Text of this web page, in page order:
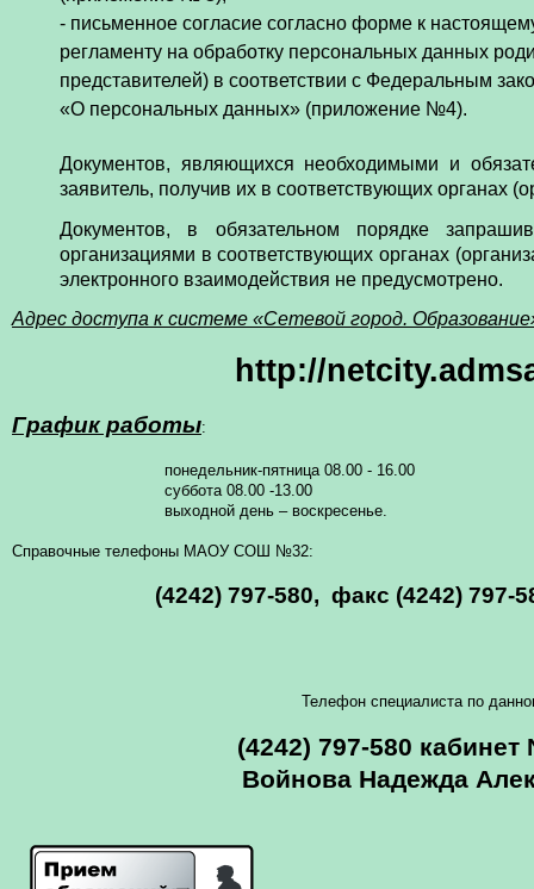
- письменное согласие согласно форме к
регламенту на обработку персональных данных
представителей) в соответствии с Федеральным
«О персональных данных» (приложение №4).
Документов, являющихся необходимыми и
заявитель, получив их в соответствующих органах
Документов, в обязательном порядке
организациями в соответствующих органах
электронного взаимодействия не предусмотрено.
Адрес доступа к системе «Сетевой город.
http://
График работы:
понедельник-пятница 08.00 - 16.00
суббота 08.00 -13.00
выходной день – воскресенье.
Справочные телефоны МАОУ СОШ №32:
(4242) 797-580, факс (4242) 797-
Телефон специалиста по
(4242) 797-580
Войнова Надежда